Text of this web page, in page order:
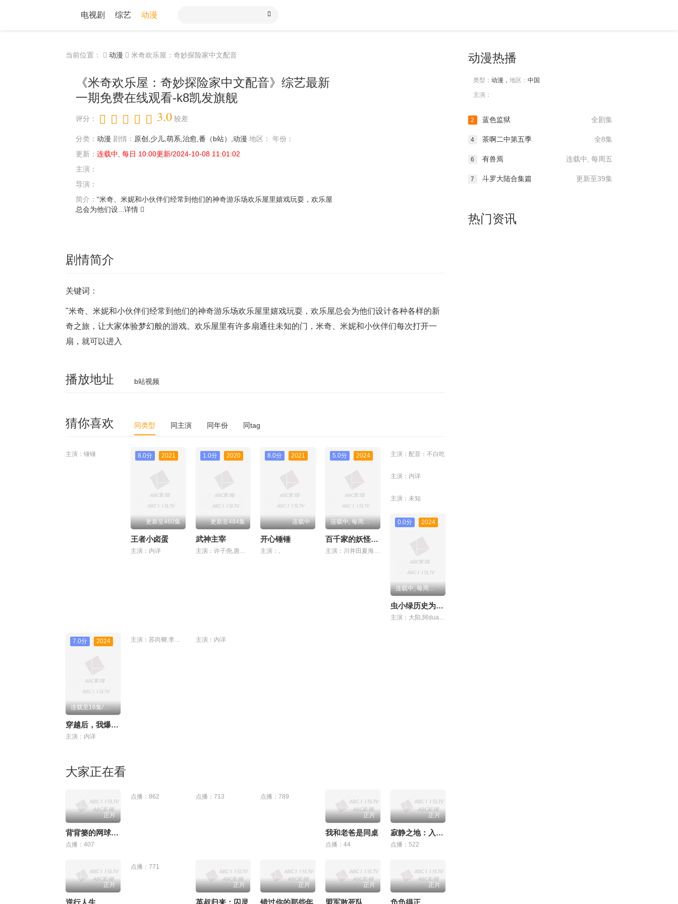
电视剧 综艺 动漫
当前位置： 动漫 米奇欢乐屋：奇妙探险家中文配音
《米奇欢乐屋：奇妙探险家中文配音》综艺最新
一期免费在线观看-k8凯发旗舰
评分： 3.0 较差
分类： 动漫 剧情： 原创,少儿,萌系,治愈,番（b站）,动漫 地区：
年份：
更新： 连载中, 每日 10:00更新/2024-10-08 11:01:02
主演：
导演：
简介： "米奇、米妮和小伙伴们经常到他们的神奇游乐场欢乐屋里嬉戏玩耍，欢乐屋
总会为他们设... 详情
剧情简介
关键词：
"米奇、米妮和小伙伴们经常到他们的神奇游乐场欢乐屋里嬉戏玩耍，欢乐屋总会为他们设计各种各样的新
奇之旅，让大家体验梦幻般的游戏。欢乐屋里有许多扇通往未知的门，米奇、米妮和小伙伴们每次打开一
扇，就可以进入
播放地址 b站视频
猜你喜欢 同类型 同主演 同年份 同tag
主演：锤锤 8.0分 2021
更新至460集
王者小卤蛋
主演：内详
1.0分 2020
更新至484集
武神主宰
主演：许子尧,唐泽宗,陈帅,崔志昂,程振坤
8.0分 2021
连载中
开心锤锤
主演：,
5.0分 2024
连载中, 每周二 20:00更新
百千家的妖怪王子
主演：川井田夏海,大冢刚央,立花慎之介,小野友树,八代拓,羽多野涉
主演：配音：不白吃
主演：内详
主演：未知
0.0分 2024
连载中, 每周五更新
虫小绿历史为什么之生活篇
主演：大阳,阿duang
7.0分 2024
连载至16集/共100集
穿越后，我爆红成了国民闺女动态漫画
主演：内详
主演：苏尚卿,李诗萌,赵爽,郭浩然,乔诗语,陈张太康 主演：内详
大家正在看
正片
背背篓的网球少年
点播：407
点播：862 点播：713 点播：789
正片
我和老爸是同桌
点播：44
正片
寂静之地：入侵日
点播：522
正片
逆行人生
点播：771
正片
英叔归来：囚灵
正片
错过你的那些年
正片
盟军敢死队
正片
负负得正
动漫热播
类型： 动漫， 地区： 中国
主演：
全剧集
2 蓝色监狱
全8集
4 茶啊二中第五季
连载中, 每周五
6 有兽焉
更新至39集
7 斗罗大陆合集篇
热门资讯